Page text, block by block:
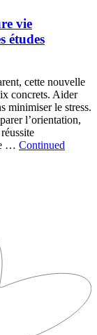
vie
études
cette nouvelle
concrets. Aider
minimiser le stress.
l’orientation,
… Continued